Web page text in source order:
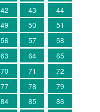
42 43
44
49 50
51
56 57
58
63 64
65
70 71
72
77 78
79
84 85
86